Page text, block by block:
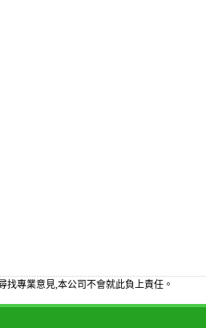
專業意見,本公司不會就此負上責任。